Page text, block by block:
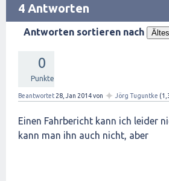
4 Antworten
Antworten sortieren nach
0
Punkte
Beantwortet 28, Jan 2014von ✦ Jörg Tuguntke (
Einen Fahrbericht kann ich leider
kann man ihn auch nicht, aber